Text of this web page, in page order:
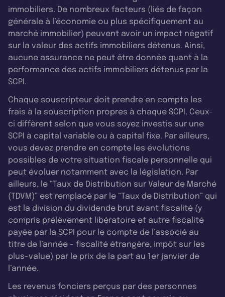
immobiliers. De nombreux facteurs (liés de façon
générale à l’économie ou plus spécifiquement au
marché immobilier) peuvent avoir un impact négatif
sur la valeur des actifs immobiliers détenus. Ainsi,
aucune assurance ne peut être donnée quant à la
performance des actifs immobiliers détenus par la
SCPI.
Chaque souscripteur doit prendre en compte les
frais à la souscription propres à chaque SCPI. Ceux-
ci diffèrent selon que vous soyez investis sur une
SCPI à capital variable ou à capital fixe. Par ailleurs,
vous devez prendre en compte les évolutions
possibles de votre situation fiscale personnelle qui
peut évoluer notamment avec la législation. Par
ailleurs, le “Taux de Distribution sur Valeur de Marché
(TDVM)” est remplacé par le “Taux de Distribution” qui
est la division du dividende brut avant fiscalité (y
compris prélèvement libératoire et autre fiscalité
payée par la SCPI pour le compte de l’associé au
titre de l’année - fiscalité étrangère, impôt sur les
plus-value) par le prix de la part au 1er janvier de
l’année.
Les revenus fonciers perçus par des personnes